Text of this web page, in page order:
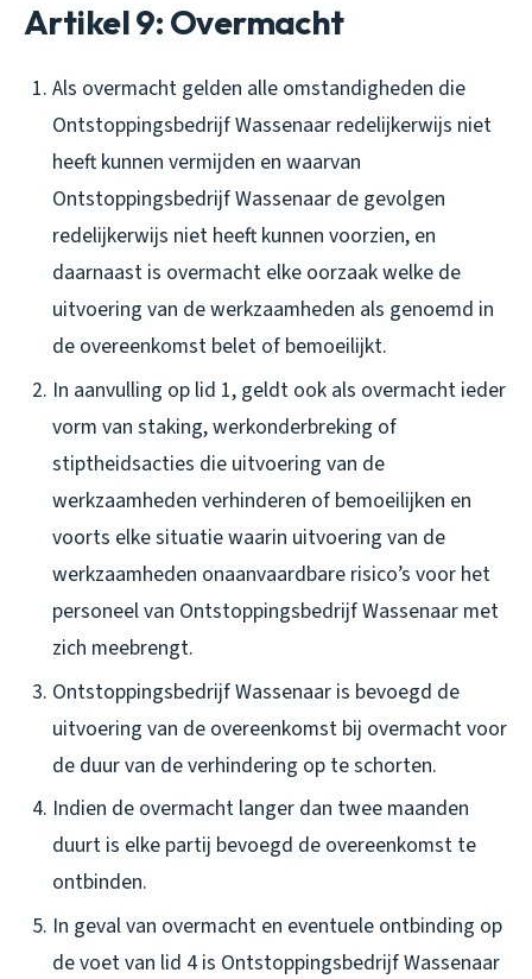
Artikel 9: Overmacht
Als overmacht gelden alle omstandigheden die
Ontstoppingsbedrijf Wassenaar redelijkerwijs niet
heeft kunnen vermijden en waarvan
Ontstoppingsbedrijf Wassenaar de gevolgen
redelijkerwijs niet heeft kunnen voorzien, en
daarnaast is overmacht elke oorzaak welke de
uitvoering van de werkzaamheden als genoemd in
de overeenkomst belet of bemoeilijkt.
In aanvulling op lid 1, geldt ook als overmacht ieder
vorm van staking, werkonderbreking of
stiptheidsacties die uitvoering van de
werkzaamheden verhinderen of bemoeilijken en
voorts elke situatie waarin uitvoering van de
werkzaamheden onaanvaardbare risico’s voor het
personeel van Ontstoppingsbedrijf Wassenaar met
zich meebrengt.
Ontstoppingsbedrijf Wassenaar is bevoegd de
uitvoering van de overeenkomst bij overmacht voor
de duur van de verhindering op te schorten.
Indien de overmacht langer dan twee maanden
duurt is elke partij bevoegd de overeenkomst te
ontbinden.
In geval van overmacht en eventuele ontbinding op
de voet van lid 4 is Ontstoppingsbedrijf Wassenaar